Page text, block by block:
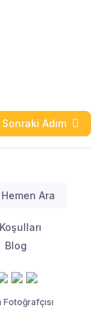
Sonraki Adım
Hemen Ara
Blog